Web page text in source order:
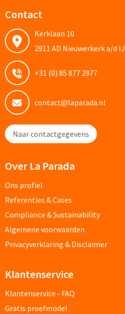
Crossbody tassen bedrukken
Fietstassen bedrukken
Heuptassen bedrukken
Toilettassen bedrukken
Wijnfles tasjes bedrukken
Opbergtasjes & Kadotasjes
Alle tassen
Eten & Drinken
Drink- & Waterflessen bedrukken
Drinkflessen met karabijnhaak
Glazen drinkflessen bedrukken
Custom made webcam covers
Custom made USB sticks
Home & Living
Home & Living
Custom made dekens & plaids
Custom made plantjes &
Custom made drinkflessen
Sagaform
Swiss Peak
Vinga
XD Design
Contact
Kerklaan 10
2911 AD Nieuwerkerk a/d
+31 (0) 85 877 2977
contact@laparada.nl
Naar contactgegevens
Over La Parada
Ons profiel
Referenties & Cases
Compliance & Sustainability
Algemene voorwaarden
Privacyverklaring & Disclaimer
Klantenservice
Klantenservice - FAQ
Gratis proefmodel